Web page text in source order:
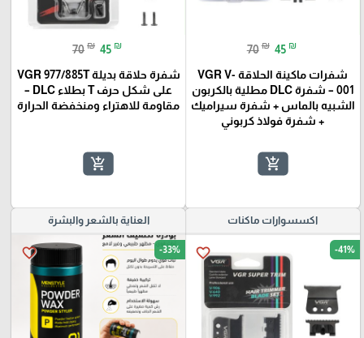
70 ₪ 45 ₪
شفرات ماكينة الحلاقة VGR V-
001 – شفرة DLC مطلية بالكربون
الشبيه بالماس + شفرة سيراميك
+ شفرة فولاذ كربوني
add_shopping_cart
70 ₪ 45 ₪
شفرة حلاقة بديلة VGR 977/885T
على شكل حرف T بطلاء DLC –
مقاومة للاهتراء ومنخفضة الحرارة
add_shopping_cart
اكسسوارات ماكنات
favorite_border -41%
العناية بالشعر والبشرة
favorite_border -33%